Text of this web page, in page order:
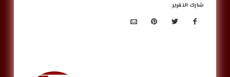
شارك التقرير